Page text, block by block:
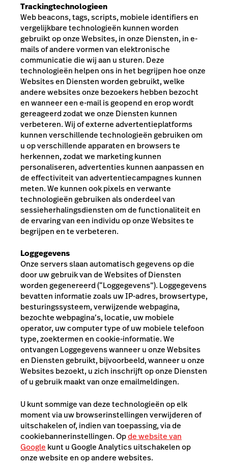
Trackingtechnologieen
Web beacons, tags, scripts, mobiele identifiers en
vergelijkbare technologieën kunnen worden
gebruikt op onze Websites, in onze Diensten, in e-
mails of andere vormen van elektronische
communicatie die wij aan u sturen. Deze
technologieën helpen ons in het begrijpen hoe onze
Websites en Diensten worden gebruikt, welke
andere websites onze bezoekers hebben bezocht
en wanneer een e-mail is geopend en erop wordt
gereageerd zodat we onze Diensten kunnen
verbeteren. Wij of externe advertentieplatforms
kunnen verschillende technologieën gebruiken om
u op verschillende apparaten en browsers te
herkennen, zodat we marketing kunnen
personaliseren, advertenties kunnen aanpassen en
de effectiviteit van advertentiecampagnes kunnen
meten.We kunnen ook pixels en verwante
technologieën gebruiken als onderdeel van
sessieherhalingsdiensten om de functionaliteit en
de ervaring van een individu op onze Websites te
begrijpen en te verbeteren.
Loggegevens
Onze servers slaan automatisch gegevens op die
door uw gebruik van de Websites of Diensten
worden gegenereerd (“Loggegevens”). Loggegevens
bevatten informatie zoals uw IP-adres, browsertype,
besturingssysteem, verwijzende webpagina,
bezochte webpagina’s, locatie, uw mobiele
operator, uw computer type of uw mobiele telefoon
type, zoektermen en cookie-informatie. We
ontvangen Loggegevens wanneer u onze Websites
en Diensten gebruikt, bijvoorbeeld, wanneer u onze
Websites bezoekt, u zich inschrijft op onze Diensten
of u gebruik maakt van onze emailmeldingen.
U kunt sommige van deze technologieën op elk
moment via uw browserinstellingen verwijderen of
uitschakelenof, indien van toepassing, via de
cookiebannerinstellingen. Opde website van
Google kunt u Google Analytics uitschakelen op
onze website en op andere websites.